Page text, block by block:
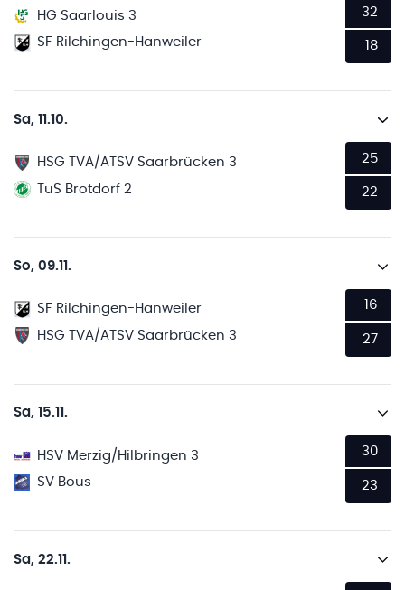
HG Saarlouis 3
SF Rilchingen-Hanweiler
32
18
Sa, 11.10.
HSG TVA/ATSV Saarbrücken 3
TuS Brotdorf 2
25
22
So, 09.11.
SF Rilchingen-Hanweiler
HSG TVA/ATSV Saarbrücken 3
16
27
Sa, 15.11.
HSV Merzig/Hilbringen 3
SV Bous
30
23
Sa, 22.11.